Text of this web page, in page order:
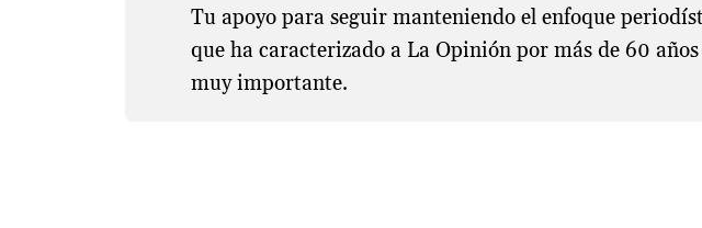
Tu apoyo para seguir manteniendo el enfoque
que ha caracterizado a La Opinión por más de 60 años
muy importante.